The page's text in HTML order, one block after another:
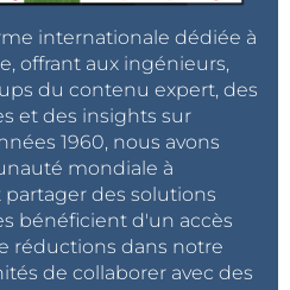
internationale dédiée à
offrant aux ingénieurs,
du contenu expert, des
et des insights sur
1960, nous avons
mondiale à
des solutions
bénéficient d'un accès
réductions dans notre
de collaborer avec des